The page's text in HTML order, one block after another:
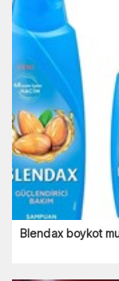
Mehmet Efendi
Efendi